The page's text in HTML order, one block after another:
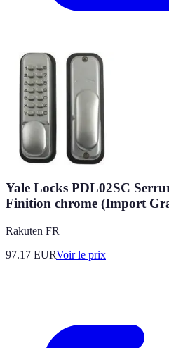
Yale Locks PDL02SC
Finition chrome (Import
Rakuten FR
97.17 EURVoir le prix